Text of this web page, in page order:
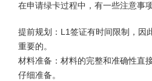
在申请绿卡过程中，有一些注意事
提前规划：L1签证有时间限制，因
重要的。
材料准备：材料的完整和准确性直
仔细准备。